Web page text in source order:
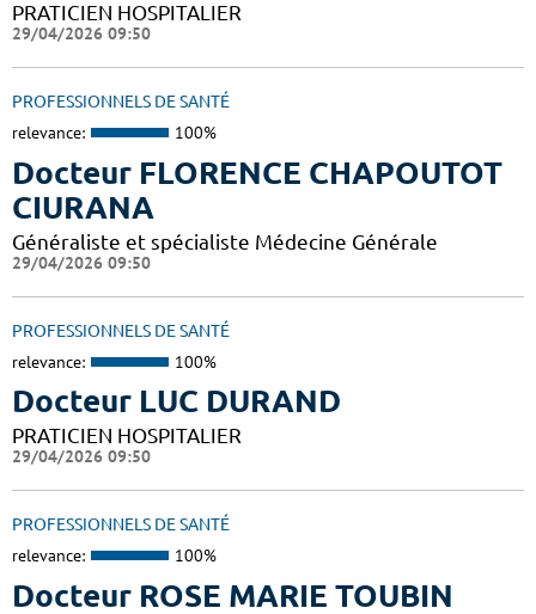
PRATICIEN HOSPITALIER
29/04/2026 09:50
PROFESSIONNELS DE SANTÉ
relevance: 100%
Docteur FLORENCE CHAPOUTOT
CIURANA
Généraliste et spécialiste Médecine Générale
29/04/2026 09:50
PROFESSIONNELS DE SANTÉ
relevance: 100%
Docteur LUC DURAND
PRATICIEN HOSPITALIER
29/04/2026 09:50
PROFESSIONNELS DE SANTÉ
relevance: 100%
Docteur ROSE MARIE TOUBIN